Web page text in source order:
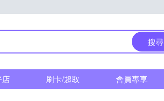
搜尋
刷卡/超取 會員專享